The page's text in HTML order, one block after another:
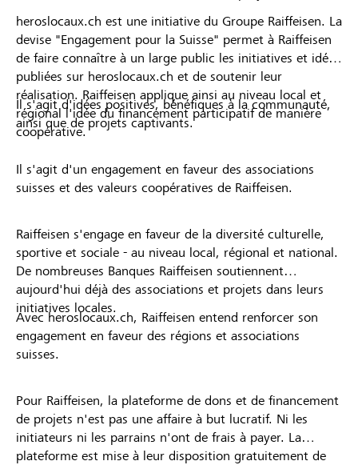
heroslocaux.ch est une initiative du Groupe Raiffeisen. La
devise "Engagement pour la Suisse" permet à Raiffeisen
de faire connaître à un large public les initiatives et idées
publiées sur heroslocaux.ch et de soutenir leur
réalisation. Raiffeisen applique ainsi au niveau local et
régional l'idée du financement participatif de manière
coopérative.
Il s'agit d'idées positives, bénéfiques à la communauté,
ainsi que de projets captivants.
Il s'agit d'un engagement en faveur des associations
suisses et des valeurs coopératives de Raiffeisen.
Raiffeisen s'engage en faveur de la diversité culturelle,
sportive et sociale - au niveau local, régional et national.
De nombreuses Banques Raiffeisen soutiennent
aujourd'hui déjà des associations et projets dans leurs
initiatives locales.
Avec heroslocaux.ch, Raiffeisen entend renforcer son
engagement en faveur des régions et associations
suisses.
Pour Raiffeisen, la plateforme de dons et de financement
de projets n'est pas une affaire à but lucratif. Ni les
initiateurs ni les parrains n'ont de frais à payer. La
plateforme est mise à leur disposition gratuitement de